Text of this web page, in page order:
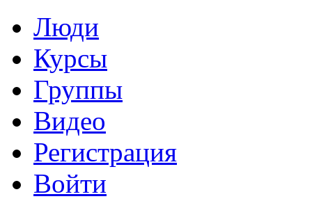
Люди
Курсы
Группы
Видео
Регистрация
Войти